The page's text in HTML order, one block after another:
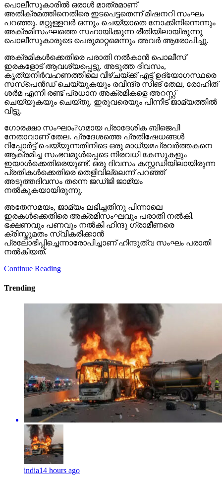
പൊലീസുകാരില്‍ ഒരാള്‍ മാത്രമാണ്
അതിക്രമത്തിനെതിരെ ഇടപെട്ടതെന്ന് മിഷനറി സംഘം
പറഞ്ഞു. മറ്റുള്ളവര്‍ ഒന്നും ചെയ്യാതെ നോക്കിനിന്നെന്നും
അക്രമിസംഘത്തെ സഹായിക്കുന്ന രീതിയിലായിരുന്നു
പൊലീസുകാരുടെ പെരുമാറ്റമെന്നും അവര്‍ ആരോപിച്ചു.
അക്രമികള്‍ക്കെതിരെ പരാതി നല്‍കാന്‍ പൊലീസ്
ഇരകളോട് ആവശ്യപ്പെട്ടു. അടുത്ത ദിവസം,
കൃത്യനിര്‍വഹണത്തിലെ വീഴ്ചയ്ക്ക് എട്ട് ഉദ്യോഗസ്ഥരെ
സസ്‌പെന്‍ഡ് ചെയ്യുകയും രവീന്ദ്ര സിങ് തേല, രോഹിത്
ശര്‍മ എന്നീ രണ്ട് പ്രധാന അക്രമികളെ അറസ്റ്റ്
ചെയ്യുകയും ചെയ്തു. ഇരുവരെയും പിന്നീട് ജാമ്യത്തില്‍
വിട്ടു.
ഗോരക്ഷാ സംഘാം?ഗമായ പ്രാദേശിക ബിജെപി
നേതാവാണ് തേല. പ്രദേശത്തെ പ്രതിഷേധങ്ങള്‍
റിപ്പോര്‍ട്ട് ചെയ്യുന്നതിനിടെ ഒരു മാധ്യമപ്രവര്‍ത്തകനെ
ആക്രമിച്ച സംഭവമുള്‍പ്പെടെ നിരവധി കേസുകളും
ഇയാള്‍ക്കെതിരെയുണ്ട്. ഒരു ദിവസം കസ്റ്റഡിയിലായിരുന്ന
പ്രതികള്‍ക്കെതിരെ തെളിവില്ലെന്ന് പറഞ്ഞ്
അടുത്തദിവസം തന്നെ ജഡ്ജി ജാമ്യം
നല്‍കുകയായിരുന്നു.
അതേസമയം, ജാമ്യം ലഭിച്ചതിനു പിന്നാലെ
ഇരകള്‍ക്കെതിരെ അക്രമിസംഘവും പരാതി നല്‍കി.
ഭക്ഷണവും പണവും നല്‍കി ഹിന്ദു ഗ്രാമീണരെ
ക്രിസ്തുമതം സ്വീകരിക്കാന്‍
പ്രലോഭിപ്പിച്ചെന്നാരോപിച്ചാണ് ഹിന്ദുത്വ സംഘം പരാതി
നല്‍കിയത്.
Continue Reading
Trending
india14 hours ago